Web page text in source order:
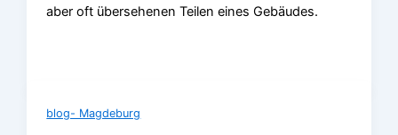
aber oft übersehenen Teilen eines Gebäudes.
blog- Magdeburg